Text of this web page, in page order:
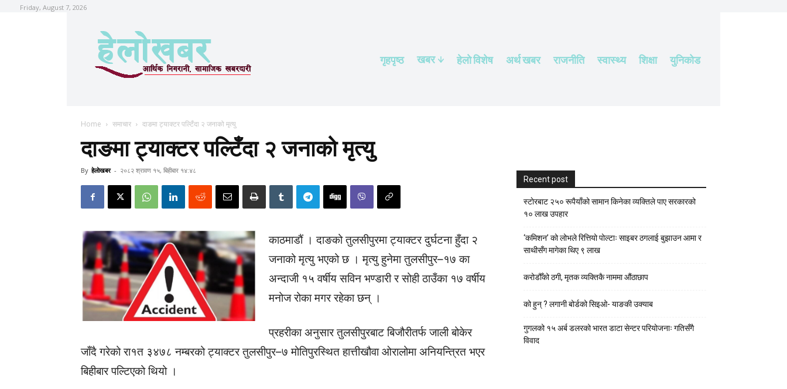
Friday, August 7, 2026
गृहपृष्ठ खबर हेलाे विशेष अर्थ खबर राजनीति स्वास्थ्य शिक्षा युनिकोड
Home समाचार दाङमा ट्याक्टर पल्टिँदा २ जनाको मृत्यु
दाङमा ट्याक्टर पल्टिँदा २ जनाको मृत्यु
By हेलाेखबर - २०८२ श्रावण १५, बिहीबार १४:४८
काठमाडौं । दाङको तुलसीपुरमा ट्याक्टर दुर्घटना हुँदा २
जनाको मृत्यु भएको छ । मृत्यु हुनेमा तुलसीपुर–१७ का
अन्दाजी १५ वर्षीय सविन भण्डारी र सोही ठाउँका १७ वर्षीय
मनोज रोका मगर रहेका छन् ।
प्रहरीका अनुसार तुलसीपुरबाट बिजौरीतर्फ जाली बोकेर
जाँदै गरेको रा१त ३४७८ नम्बरको ट्याक्टर तुलसीपुर–७ मोतिपुरस्थित हात्तीखौवा ओरालोमा अनियन्त्रित भएर
बिहीबार पल्टिएको थियो ।
Recent post
स्टाेरबाट २५० रूपैयाँको सामान किनेका व्यक्तिले पाए सरकारको
१० लाख उपहार
‘कमिशन’ को लोभले रित्तियो पोल्टाः साइबर ठगलाई बुझाउन आमा र
साथीसँग मागेका थिए ९ लाख
करोडौँको ठगी, मृतक व्यक्तिकै नाममा औंठाछाप
को हुन् ? लगानी बोर्डको सिइओ- याङकी उक्याब
गुगलको १५ अर्ब डलरको भारत डाटा सेन्टर परियोजनाः गतिसँगै
विवाद